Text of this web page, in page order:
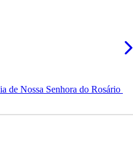
de Nossa Senhora do Rosário